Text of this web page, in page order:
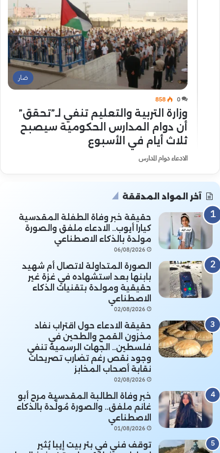
ضار
0
858
وزارة التربية والتعليم تنفي لـ”تحقق”
أن دوام المدارس الحكومية سيصبح
ثلاث أيام في الأسبوع
الادعاء دوام المدارس
آخر المواد المدققة
حقيقة خبر وفاة الطفلة المقدسية
كيارا أيوب.. الادعاء ملفق والصورة
مولدة بالذكاء الاصطناعي
06/08/2026
الصورة المتداولة لاتصال أم شهيد
بابنها بعد استشهاده في غزة غير
حقيقية ومولدة بتقنيات الذكاء
الاصطناعي
02/08/2026
حقيقة الادعاء حول اقتراب نفاد
مخزون القمح والطحين في
فلسطين.. الجهات الرسمية تنفي
وجود نقص رغم تضارب تصريحات
نقابة أصحاب المخابز
02/08/2026
خبر وفاة الطالبة المقدسية مرح أبو
غانم ملفق.. والصورة مُولَّدة بالذكاء
الاصطناعي
01/08/2026
توقف فني في بئر بيت إيبا يُثير